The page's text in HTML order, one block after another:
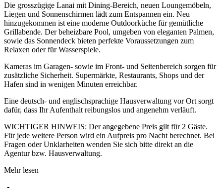
Die grosszügige Lanai mit Dining-Bereich, neuen Loungemöbeln,
Liegen und Sonnenschirmen lädt zum Entspannen ein. Neu
hinzugekommen ist eine moderne Outdoorküche für gemütliche
Grillabende. Der beheizbare Pool, umgeben von eleganten Palmen,
sowie das Sonnendeck bieten perfekte Voraussetzungen zum
Relaxen oder für Wasserspiele.
Kameras im Garagen- sowie im Front- und Seitenbereich sorgen für
zusätzliche Sicherheit. Supermärkte, Restaurants, Shops und der
Hafen sind in wenigen Minuten erreichbar.
Eine deutsch- und englischsprachige Hausverwaltung vor Ort sorgt
dafür, dass Ihr Aufenthalt reibungslos und angenehm verläuft.
WICHTIGER HINWEIS: Der angegebene Preis gilt für 2 Gäste.
Für jede weitere Person wird ein Aufpreis pro Nacht berechnet. Bei
Fragen oder Unklarheiten wenden Sie sich bitte direkt an die
Agentur bzw. Hausverwaltung.
Mehr lesen